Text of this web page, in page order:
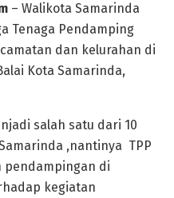
– Walikota Samarinda
Tenaga Pendamping
dan kelurahan di
Kota Samarinda,
salah satu dari 10
,nantinya TPP
pendampingan di
kegiatan